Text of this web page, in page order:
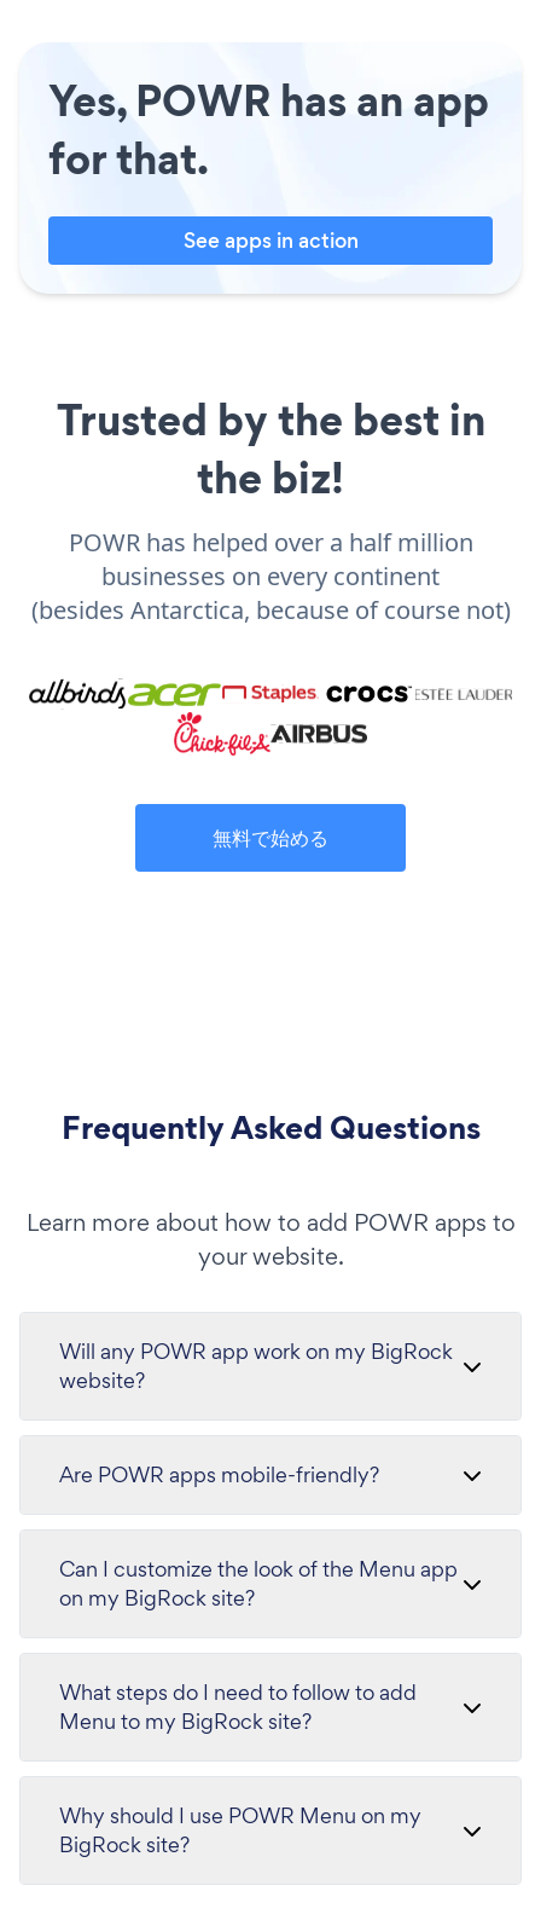
Yes, POWR has an app
for that.
See apps in action
Trusted by the best in
the biz!
POWR has helped over a half million
businesses on every continent
(besides Antarctica, because of course not)
無料で始める
Frequently Asked Questions
Learn more about how to add POWR apps to
your website.
Will any POWR app work on my BigRock
website?
Are POWR apps mobile-friendly?
Can I customize the look of the Menu app
on my BigRock site?
What steps do I need to follow to add
Menu to my BigRock site?
Why should I use POWR Menu on my
BigRock site?